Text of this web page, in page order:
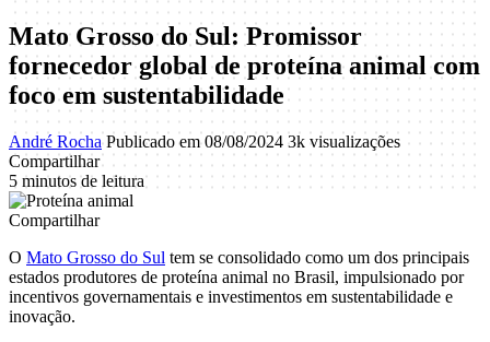
Mato Grosso do Sul: Promissor
fornecedor global de proteína animal com
foco em sustentabilidade
André Rocha Publicado em 08/08/2024 3k visualizações
Compartilhar
5 minutos de leitura
Compartilhar
O Mato Grosso do Sul tem se consolidado como um dos principais
estados produtores de proteína animal no Brasil, impulsionado por
incentivos governamentais e investimentos em sustentabilidade e
inovação.